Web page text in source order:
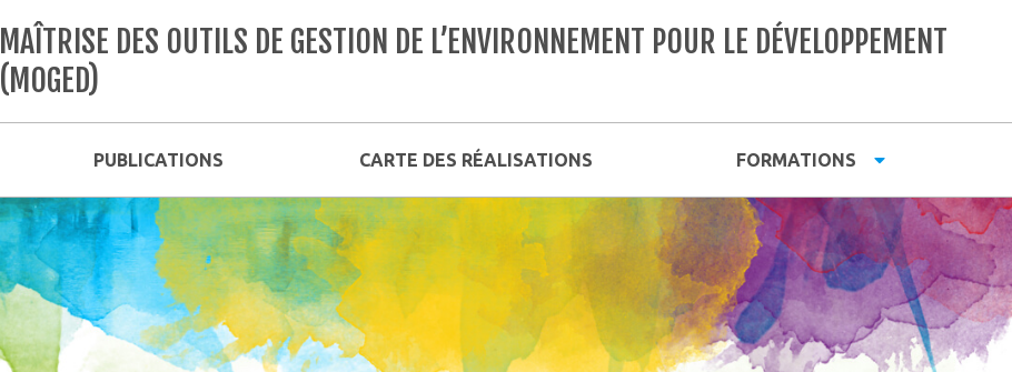
MAÎTRISE DES OUTILS DE GESTION DE L’ENVIRONNEMENT POUR LE DÉVELOPPEMENT
(MOGED)
PUBLICATIONS CARTE DES RÉALISATIONS FORMATIONS